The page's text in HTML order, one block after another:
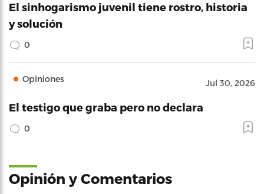
El sinhogarismo juvenil tiene rostro, historia
y solución
0
Opiniones Jul 30, 2026
El testigo que graba pero no declara
0
Opinión y Comentarios